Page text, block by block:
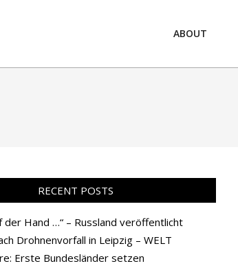
ABOUT
RECENT POSTS
der Hand …“ – Russland veröffentlicht
Drohnenvorfall in Leipzig – WELT
Erste Bundesländer setzen